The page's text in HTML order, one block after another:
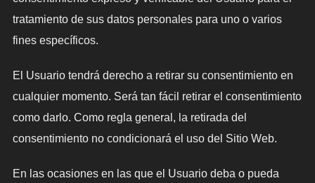
tratamiento de sus datos personales para uno o varios
fines específicos.
El Usuario tendrá derecho a retirar su consentimiento en
cualquier momento. Será tan fácil retirar el consentimiento
como darlo. Como regla general, la retirada del
consentimiento no condicionará el uso del Sitio Web.
En las ocasiones en las que el Usuario deba o pueda